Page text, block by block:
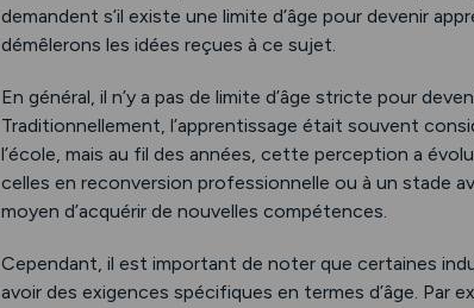
demandent s’il existe une limite d’âge pour devenir
démêlerons les idées reçues à ce sujet.
En général, il n’y a pas de limite d’âge stricte pour
Traditionnellement, l’apprentissage était souvent
l’école, mais au fil des années, cette perception a
celles en reconversion professionnelle ou à un stade
moyen d’acquérir de nouvelles compétences.
Cependant, il est important de noter que certaines
avoir des exigences spécifiques en termes d’âge. Par